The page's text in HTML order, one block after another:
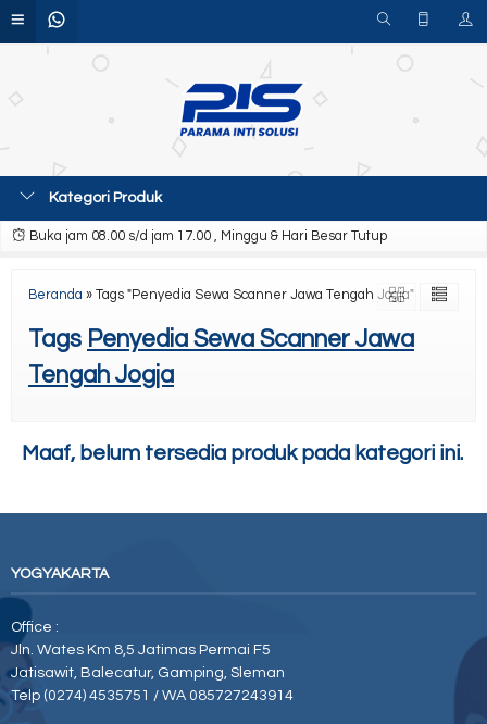
Kategori Produk
Buka jam 08.00 s/d jam 17.00 , Minggu & Hari Besar Tutup
Beranda » Tags "Penyedia Sewa Scanner Jawa Tengah Jogja"
Tags Penyedia Sewa Scanner Jawa
Tengah Jogja
Maaf, belum tersedia produk pada kategori ini.
YOGYAKARTA
Office :
Jln. Wates Km 8,5 Jatimas Permai F5
Jatisawit, Balecatur, Gamping, Sleman
Telp (0274) 4535751 / WA 085727243914